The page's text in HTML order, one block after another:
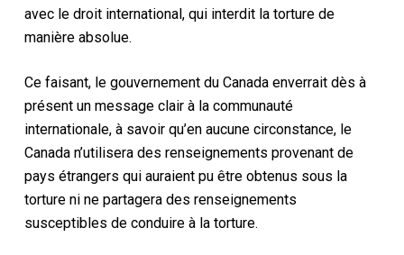
avec le droit international, qui interdit la torture de
manière absolue.
Ce faisant, le gouvernement du Canada enverrait dès à
présent un message clair à la communauté
internationale, à savoir qu’en aucune circonstance, le
Canada n’utilisera des renseignements provenant de
pays étrangers qui auraient pu être obtenus sous la
torture ni ne partagera des renseignements
susceptibles de conduire à la torture.